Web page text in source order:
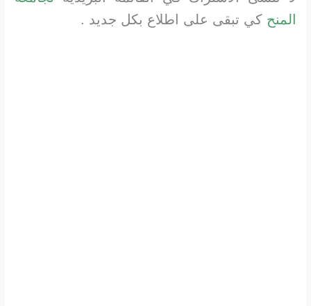
المنح كي تبقى على اطلاع بكل جديد .